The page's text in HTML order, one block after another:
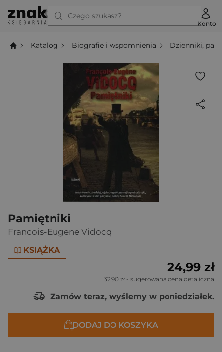
Czego szukasz?
Konto
Katalog Biografie i wspomnienia Dzienniki,
Pamiętniki
Francois-Eugene Vidocq
KSIĄŻKA
24,99 zł
32,90 zł - sugerowana cena detaliczna
Zamów teraz, wyślemy w poniedziałek.
DODAJ DO KOSZYKA